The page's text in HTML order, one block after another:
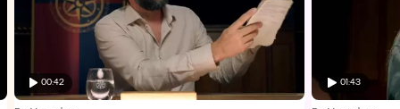
00:42 01:43